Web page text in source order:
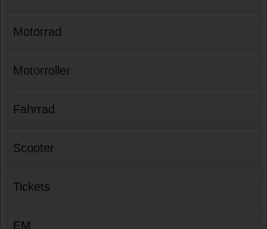
Motorrad
Motorroller
Fahrrad
Scooter
Tickets
EM